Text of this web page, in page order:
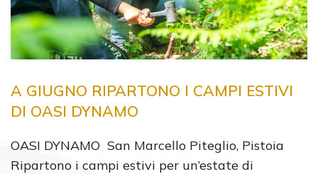
A GIUGNO RIPARTONO I CAMPI ESTIVI
DI OASI DYNAMO
OASI DYNAMO San Marcello Piteglio, Pistoia
Ripartono i campi estivi per un’estate di